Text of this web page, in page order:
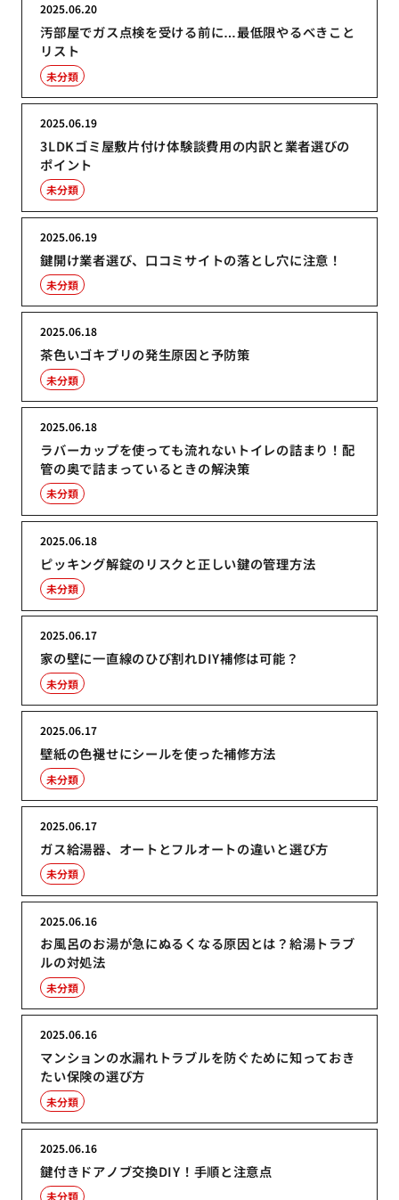
汚部屋でガス点検を受ける前に…最低限やるべきこと
リスト
2025.06.20
未分類
3LDKゴミ屋敷片付け体験談費用の内訳と業者選びの
ポイント
2025.06.19
未分類
鍵開け業者選び、口コミサイトの落とし穴に注意！
2025.06.19
未分類
茶色いゴキブリの発生原因と予防策
2025.06.18
未分類
ラバーカップを使っても流れないトイレの詰まり！配
管の奥で詰まっているときの解決策
2025.06.18
未分類
ピッキング解錠のリスクと正しい鍵の管理方法
2025.06.18
未分類
家の壁に一直線のひび割れDIY補修は可能？
2025.06.17
未分類
壁紙の色褪せにシールを使った補修方法
2025.06.17
未分類
ガス給湯器、オートとフルオートの違いと選び方
2025.06.17
未分類
お風呂のお湯が急にぬるくなる原因とは？給湯トラブ
ルの対処法
2025.06.16
未分類
マンションの水漏れトラブルを防ぐために知っておき
たい保険の選び方
2025.06.16
未分類
鍵付きドアノブ交換DIY！手順と注意点
2025.06.16
未分類